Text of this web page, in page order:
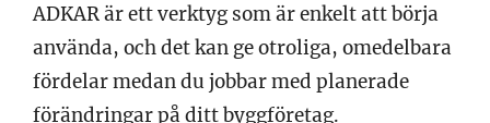
ADKAR är ett verktyg som är enkelt att börja
använda, och det kan ge otroliga, omedelbara
fördelar medan du jobbar med planerade
förändringar på ditt byggföretag.